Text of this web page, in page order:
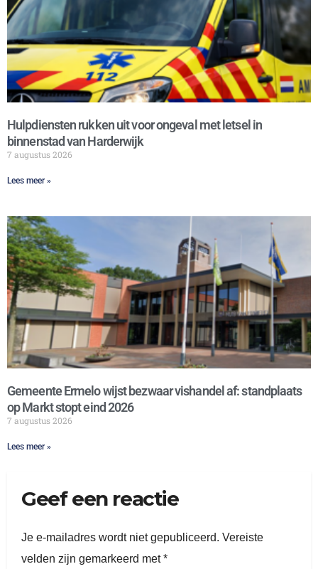
Hulpdiensten rukken uit voor ongeval met letsel in
binnenstad van Harderwijk
7 augustus 2026
Lees meer »
Gemeente Ermelo wijst bezwaar vishandel af: standplaats
op Markt stopt eind 2026
7 augustus 2026
Lees meer »
Geef een reactie
Je e-mailadres wordt niet gepubliceerd. Vereiste
velden zijn gemarkeerd met*